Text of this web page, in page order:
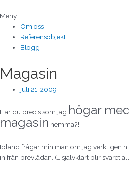
till
innehåll
Meny
Om oss
Referensobjekt
Blogg
Magasin
juli 21, 2009
Har du precis som jag högar
magasin hemma?!
Ibland frågar min man om jag verkligen
in från brevlådan. (….självklart blir svaret